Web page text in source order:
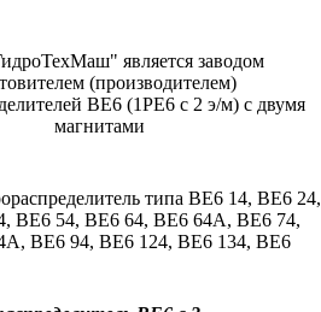
является заводом
(производителем)
ВЕ6 (1РЕ6 с 2 э/м) с двумя
магнитами